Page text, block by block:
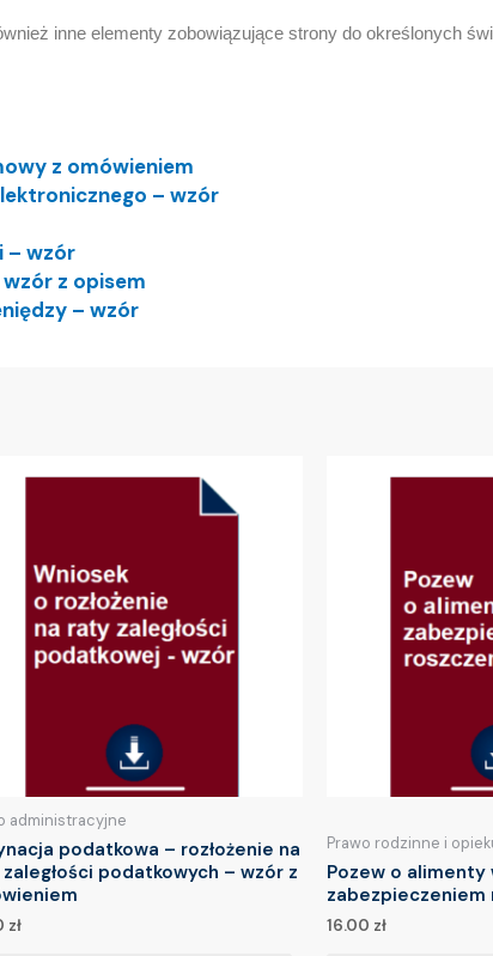
inne elementy zobowiązujące strony do określonych
z omówieniem
– wzór
– wzór
z opisem
– wzór
administracyjne
podatkowa – rozłożenie na
podatkowych – wzór z
zł
Prawo rodzinne i
Pozew o alimenty
zabezpieczeniem
16.00 zł